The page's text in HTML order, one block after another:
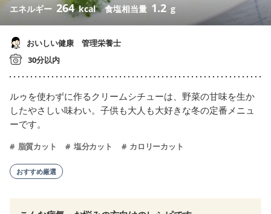
エネルギー 264 kcal 食塩相当量 1.2 g
おいしい健康 管理栄養士
30分以内
ルゥを使わずに作るクリームシチューは、野菜の甘味を生か
したやさしい味わい。子供も大人も大好きな冬の定番メニュ
ーです。
脂質カット 塩分カット カロリーカット
おすすめ厳選